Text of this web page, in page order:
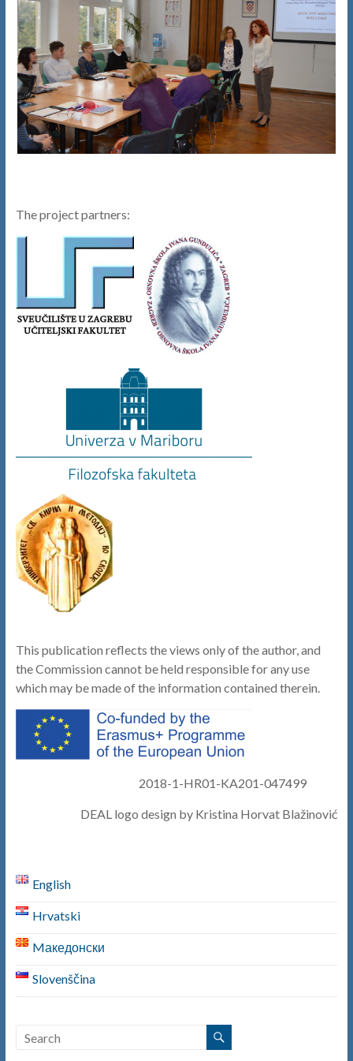
The project partners:
This publication reflects the views only of the author, and
the Commission cannot be held responsible for any use
which may be made of the information contained therein.
2018-1-HR01-KA201-047499
DEAL logo design by Kristina Horvat Blažinović
English
Hrvatski
Mакедонски
Slovenščina